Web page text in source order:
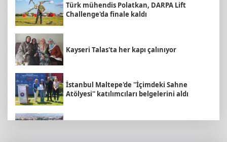
Türk mühendis Polatkan, DARPA Lift
Challenge'da finale kaldı
Kayseri Talas'ta her kapı çalınıyor
İstanbul Maltepe'de ''İçimdeki Sahne
Atölyesi'' katılımcıları belgelerini aldı